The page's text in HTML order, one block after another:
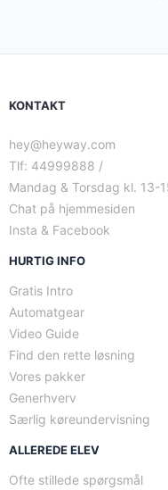
KONTAKT
hey@heyway.com
Tlf: 44999888 /
Mandag & Torsdag kl. 13-
Chat på hjemmesiden
Insta & Facebook
HURTIG INFO
Gratis Intro
Automatgear
Video Guide
Find den rette løsning
Vores pakker
Generhverv
Særlig køreundervisning
ALLEREDE ELEV
Ofte stillede spørgsmål